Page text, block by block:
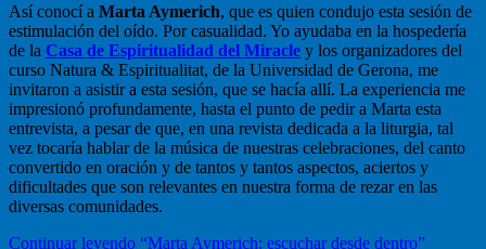
Así conocí a Marta Aymerich, que es quien condujo esta sesión de
estimulación del oído. Por casualidad. Yo ayudaba en la hospedería
de la Casa de Espiritualidad del Miracle y los organizadores del
curso Natura & Espiritualitat, de la Universidad de Gerona, me
invitaron a asistir a esta sesión, que se hacía allí. La experiencia me
impresionó profundamente, hasta el punto de pedir a Marta esta
entrevista, a pesar de que, en una revista dedicada a la liturgia, tal
vez tocaría hablar de la música de nuestras celebraciones, del canto
convertido en oración y de tantos y tantos aspectos, aciertos y
dificultades que son relevantes en nuestra forma de rezar en las
diversas comunidades.
Continuar leyendo “Marta Aymerich: escuchar desde dentro”